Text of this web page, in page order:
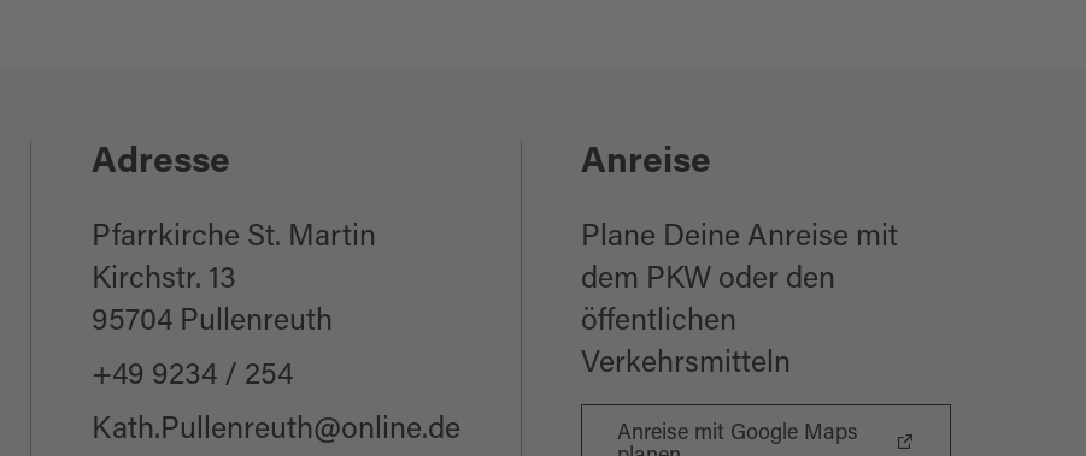
Adresse
Pfarrkirche St. Martin
Kirchstr. 13
95704 Pullenreuth
+49 9234 / 254
Kath.Pullenreuth@online.de
Anreise
Plane Deine Anreise mit
dem PKW oder den
öffentlichen
Verkehrsmitteln
Anreise mit Google Maps